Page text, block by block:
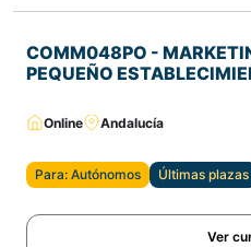
COMM048PO -
PEQUEÑO
Online Andalucía
Para: Autónomos Últimas plazas
Ver